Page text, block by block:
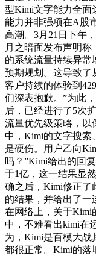
型Kimi文字能力全面
能力并非强项在A股
高潮。3月21日下午
月之暗面发布声明称
的系统流量持续异常
预期规划。这导致了
客户持续的体验到
们深表抱歉。”为此
后，已经进行了5次
流量优先级策略，以
中，Kimi的文字搜索
是硬伤。用户乙向
吗？”Kimi给出的回
于1亿，这一结果显
确之后，Kimi修正了
的结果，并给出了一
在网络上，关于Kimi
中，不难看出kimi在
为，Kimi是百模大战
都很正常。Kimi的落